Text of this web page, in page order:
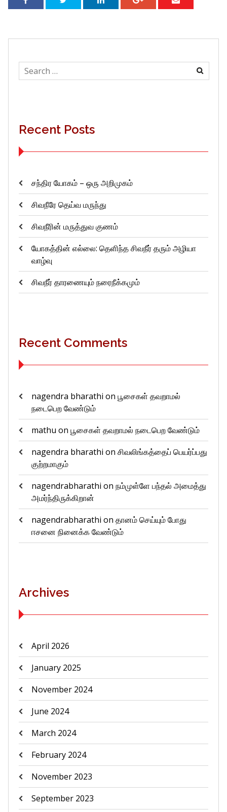
Search
for:
Recent Posts
சந்திர யோகம் – ஒரு அறிமுகம்
சிவநீரே தெய்வ மருந்து
சிவநீரின் மருத்துவ குணம்
யோகத்தின் எல்லை: தெளிந்த சிவநீர் தரும் அழியா
வாழ்வு
சிவநீர் தாரணையும் நரைநீக்கமும்
Recent Comments
nagendra bharathi on பூசைகள் தவறாமல்
நடைபெற வேண்டும்
mathu on பூசைகள் தவறாமல் நடைபெற வேண்டும்
nagendra bharathi on சிவலிங்கத்தைப் பெயர்ப்பது
குற்றமாகும்
nagendrabharathi on நம்முள்ளே பந்தல் அமைத்து
அமர்ந்திருக்கிறான்
nagendrabharathi on தானம் செய்யும் போது
ஈசனை நினைக்க வேண்டும்
Archives
April 2026
January 2025
November 2024
June 2024
March 2024
February 2024
November 2023
September 2023